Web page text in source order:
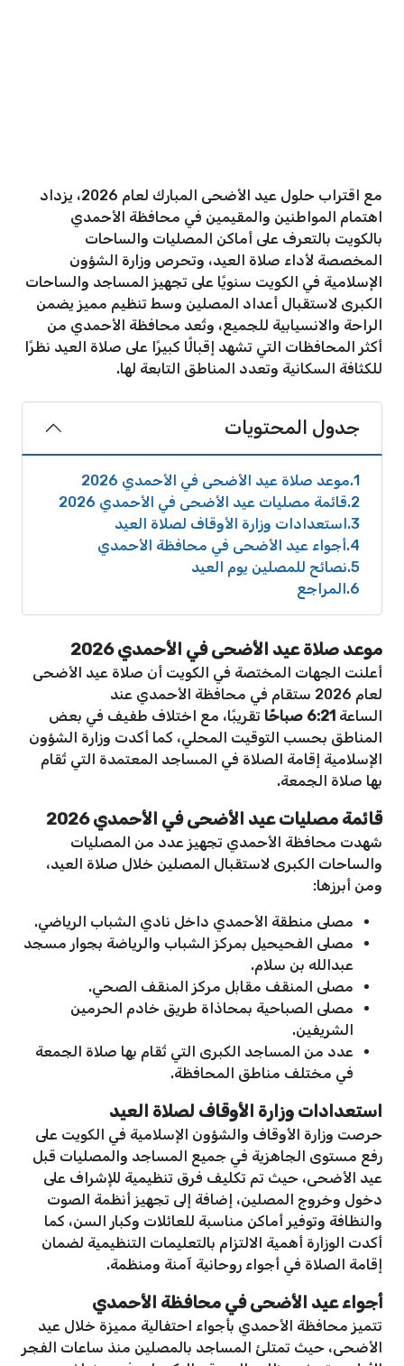
مع اقتراب حلول عيد الأضحى المبارك لعام 2026، يزداد
اهتمام المواطنين والمقيمين في محافظة الأحمدي
بالكويت بالتعرف على أماكن المصليات والساحات
المخصصة لأداء صلاة العيد، وتحرص وزارة الشؤون
الإسلامية في الكويت سنويًا على تجهيز المساجد والساحات
الكبرى لاستقبال أعداد المصلين وسط تنظيم مميز يضمن
الراحة والانسيابية للجميع، وتُعد محافظة الأحمدي من
أكثر المحافظات التي تشهد إقبالًا كبيرًا على صلاة العيد نظرًا
للكثافة السكانية وتعدد المناطق التابعة لها.
جدول المحتويات
1 موعد صلاة عيد الأضحى في الأحمدي 2026
2 قائمة مصليات عيد الأضحى في الأحمدي 2026
3 استعدادات وزارة الأوقاف لصلاة العيد
4 أجواء عيد الأضحى في محافظة الأحمدي
5 نصائح للمصلين يوم العيد
6 المراجع
موعد صلاة عيد الأضحى في الأحمدي 2026
أعلنت الجهات المختصة في الكويت أن صلاة عيد الأضحى
لعام 2026 ستقام في محافظة الأحمدي عند
الساعة 6:21 صباحًا تقريبًا، مع اختلاف طفيف في بعض
المناطق بحسب التوقيت المحلي، كما أكدت وزارة الشؤون
الإسلامية إقامة الصلاة في المساجد المعتمدة التي تُقام
بها صلاة الجمعة.
قائمة مصليات عيد الأضحى في الأحمدي 2026
شهدت محافظة الأحمدي تجهيز عدد من المصليات
والساحات الكبرى لاستقبال المصلين خلال صلاة العيد،
ومن أبرزها:
مصلى منطقة الأحمدي داخل نادي الشباب الرياضي.
مصلى الفحيحيل بمركز الشباب والرياضة بجوار مسجد
عبدالله بن سلام.
مصلى المنقف مقابل مركز المنقف الصحي.
مصلى الصباحية بمحاذاة طريق خادم الحرمين
الشريفين.
عدد من المساجد الكبرى التي تُقام بها صلاة الجمعة
في مختلف مناطق المحافظة.
استعدادات وزارة الأوقاف لصلاة العيد
حرصت وزارة الأوقاف والشؤون الإسلامية في الكويت على
رفع مستوى الجاهزية في جميع المساجد والمصليات قبل
عيد الأضحى، حيث تم تكليف فرق تنظيمية للإشراف على
دخول وخروج المصلين، إضافة إلى تجهيز أنظمة الصوت
والنظافة وتوفير أماكن مناسبة للعائلات وكبار السن، كما
أكدت الوزارة أهمية الالتزام بالتعليمات التنظيمية لضمان
إقامة الصلاة في أجواء روحانية آمنة ومنظمة.
أجواء عيد الأضحى في محافظة الأحمدي
تتميز محافظة الأحمدي بأجواء احتفالية مميزة خلال عيد
الأضحى، حيث تمتلئ المساجد بالمصلين منذ ساعات الفجر